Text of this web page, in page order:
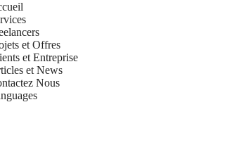
et Offres
et Entreprise
et News
Nous